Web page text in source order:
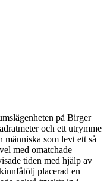
på Birger
och ett utrymme
människa som levt ett så
med omatchade
tiden med hjälp av
placerad en